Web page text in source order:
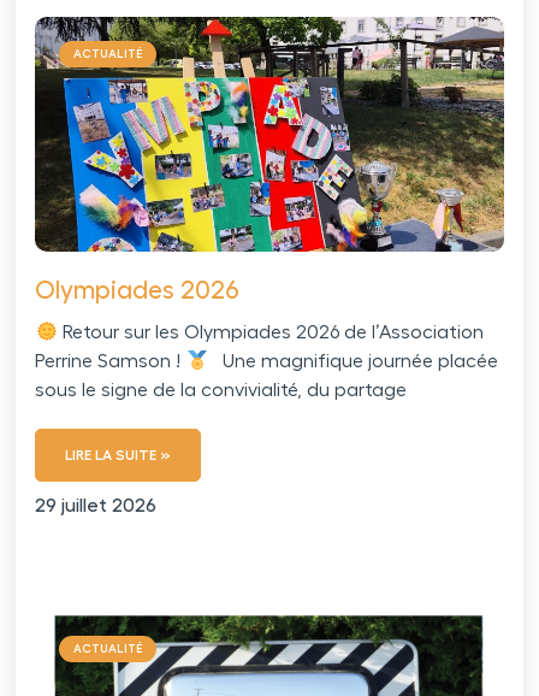
ACTUALITÉ
Olympiades 2026
Retour sur les Olympiades 2026 de l’Association
Perrine Samson !
Une magnifique journée placée
sous le signe de la convivialité, du partage
LIRE LA SUITE »
29 juillet 2026
ACTUALITÉ